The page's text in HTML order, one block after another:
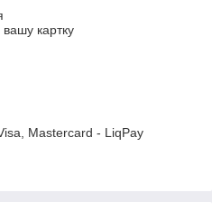
картку
Mastercard - LiqPay